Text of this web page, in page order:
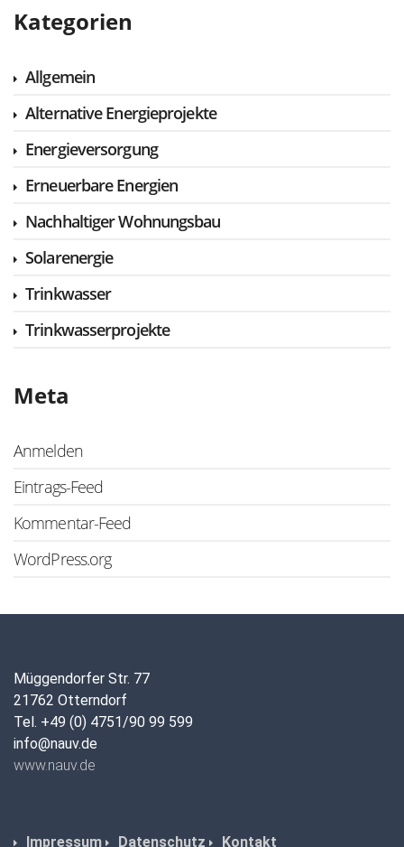
Kategorien
Allgemein
Alternative Energieprojekte
Energieversorgung
Erneuerbare Energien
Nachhaltiger Wohnungsbau
Solarenergie
Trinkwasser
Trinkwasserprojekte
Meta
Anmelden
Eintrags-Feed
Kommentar-Feed
WordPress.org
Müggendorfer Str. 77
21762 Otterndorf
Tel. +49 (0) 4751/90 99 599
info@nauv.de
www.nauv.de
Impressum Datenschutz Kontakt